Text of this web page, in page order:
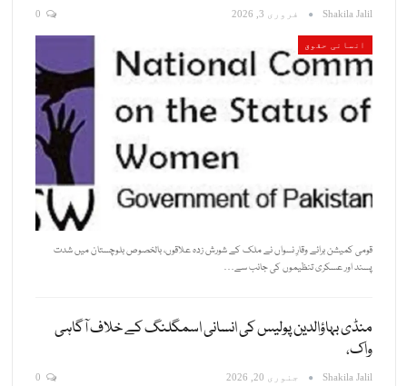
Shakila Jalil فروری 3, 2026
انسانی حقوق
قومی کمیشن برائے وقارِ نسواں نے ملک کے شورش زدہ علاقوں، بالخصوص بلوچستان میں شدت
پسند اور عسکری تنظیموں کی جانب سے…
منڈی بہاؤالدین پولیس کی انسانی اسمگلنگ کے خلاف آگاہی
واک،
Shakila Jalil جنوری 20, 2026